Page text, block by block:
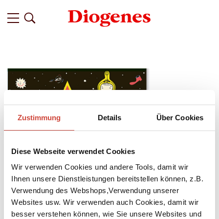
Zustimmung Details Über Cookies
Diese Webseite verwendet Cookies
Wir verwenden Cookies und andere Tools, damit wir
Ihnen unsere Dienstleistungen bereitstellen können, z.B.
Verwendung des Webshops,Verwendung unserer
Websites usw. Wir verwenden auch Cookies, damit wir
besser verstehen können, wie Sie unsere Websites und
Download Bilddatei ↘
Kaufen